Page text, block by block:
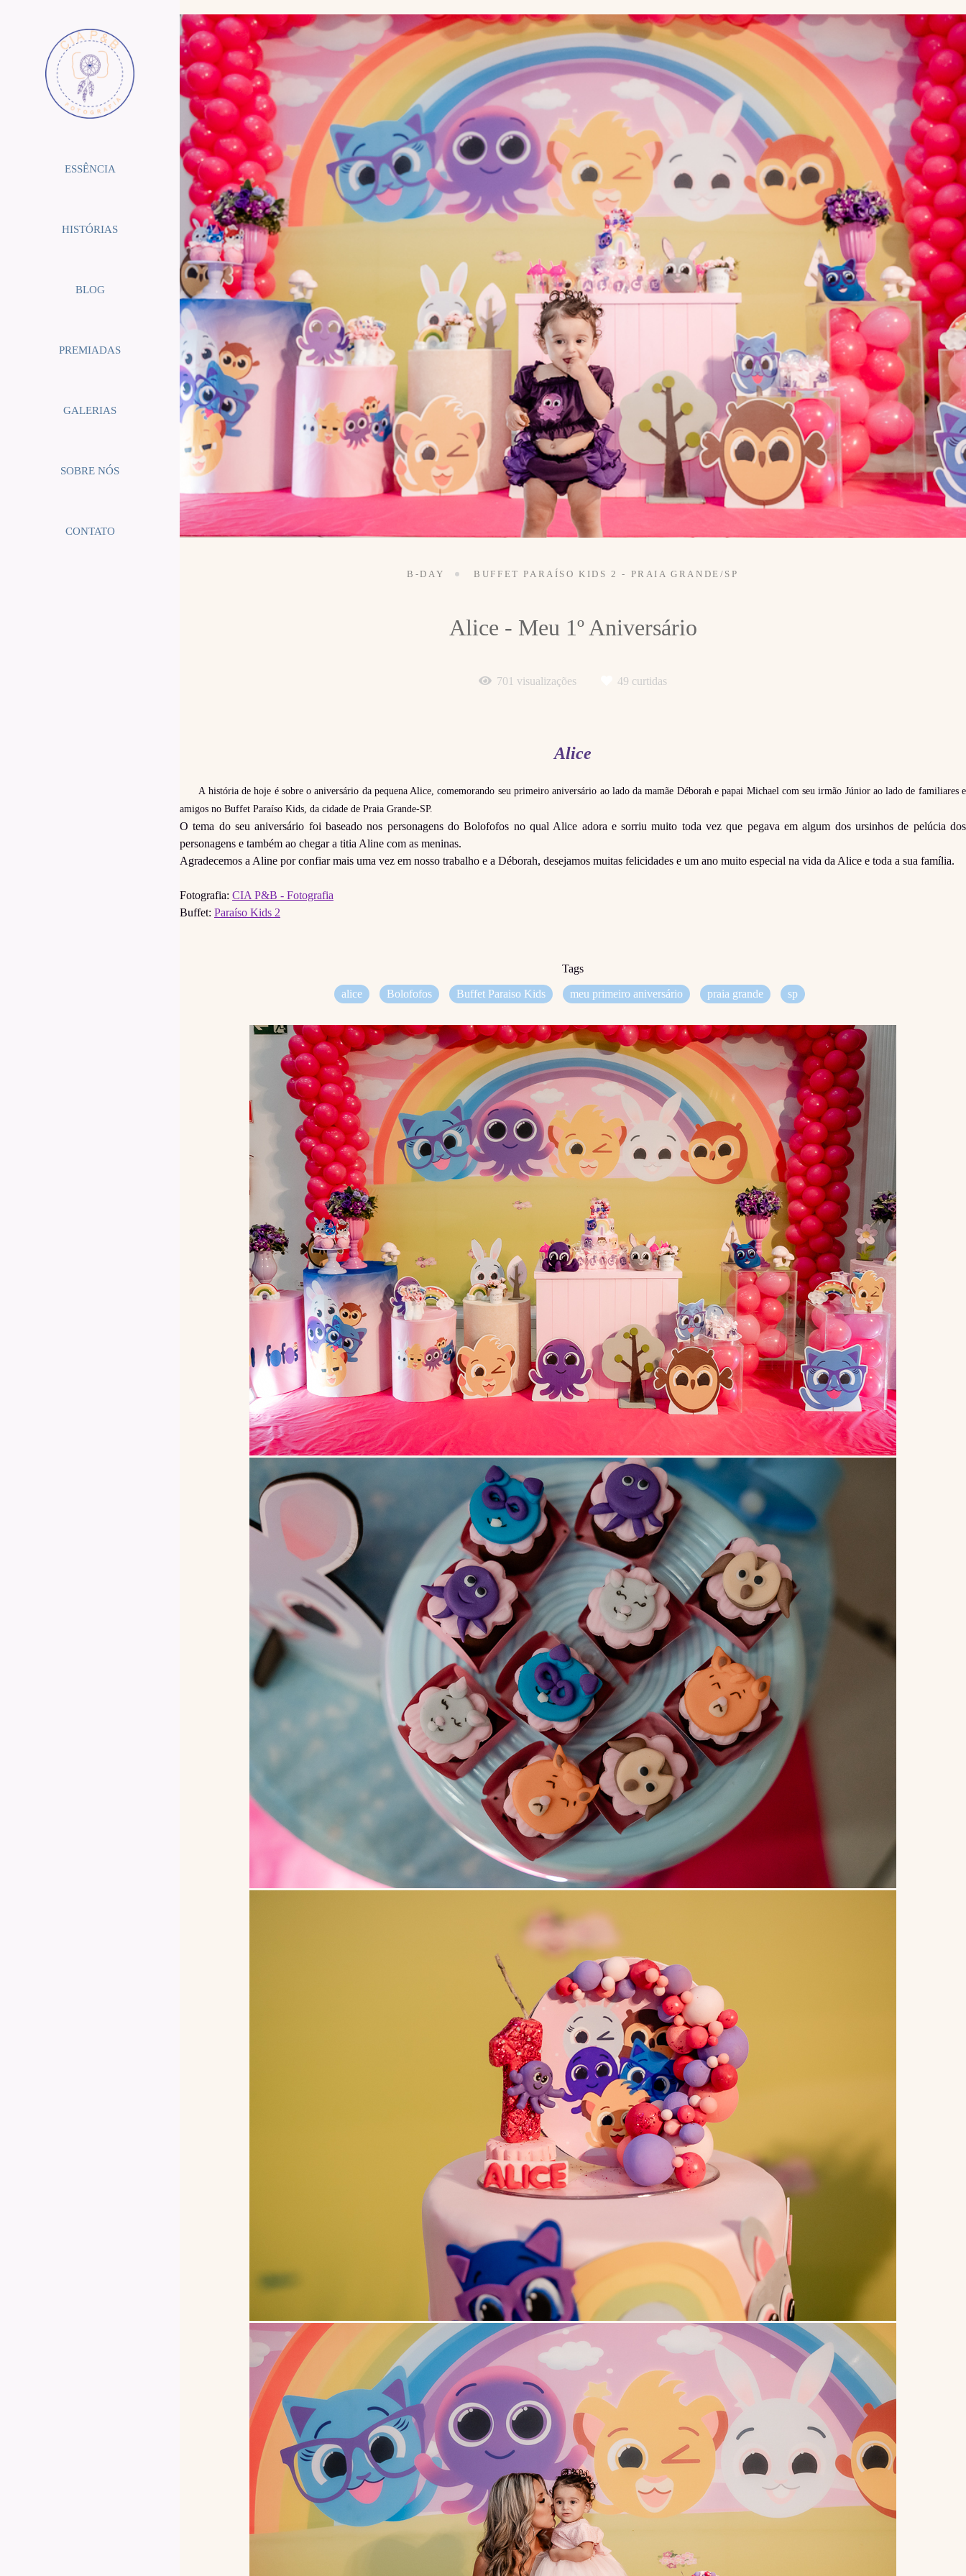
ESSÊNCIA
HISTÓRIAS
BLOG
PREMIADAS
GALERIAS
SOBRE NÓS
CONTATO
B-DAY BUFFET PARAÍSO KIDS 2 - PRAIA GRANDE/SP
Alice - Meu 1º Aniversário
701 visualizações 49 curtidas
Alice
A história de hoje é sobre o aniversário da pequena Alice, comemorando seu primeiro aniversário ao lado da mamãe Déborah e papai Michael com seu irmão Júnior ao lado de familiares e
amigos no Buffet Paraíso Kids, da cidade de Praia Grande-SP.
O tema do seu aniversário foi baseado nos personagens do Bolofofos no qual Alice adora e sorriu muito toda vez que pegava em algum dos ursinhos de pelúcia dos
personagens e também ao chegar a titia Aline com as meninas.
Agradecemos a Aline por confiar mais uma vez em nosso trabalho e a Déborah, desejamos muitas felicidades e um ano muito especial na vida da Alice e toda a sua família.
Fotografia: CIA P&B - Fotografia
Buffet: Paraíso Kids 2
Tags
alice Bolofofos Buffet Paraiso Kids meu primeiro aniversário praia grande sp